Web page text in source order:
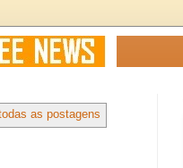
as postagens